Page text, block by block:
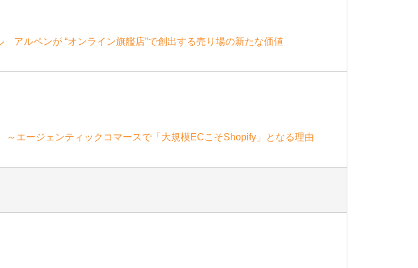
アルペンが “オンライン旗艦店”で創出する売り場の新たな価値
エージェンティックコマースで「大規模ECこそShopify」となる理由